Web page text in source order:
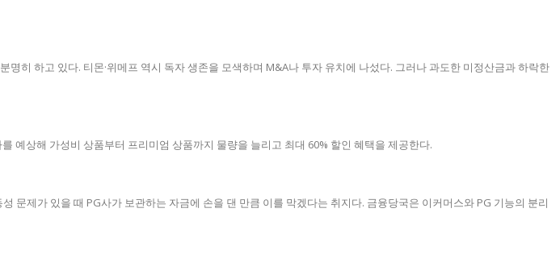
히 하고 있다. 티몬·위메프 역시 독자 생존을 모색하며 M&A나 투자 유치에 나섰다. 그러나 과도한 미정산금과 하락한
예상해 가성비 상품부터 프리미엄 상품까지 물량을 늘리고 최대 60% 할인 혜택을 제공한다.
제가 있을 때 PG사가 보관하는 자금에 손을 댄 만큼 이를 막겠다는 취지다. 금융당국은 이커머스와 PG 기능의 분리